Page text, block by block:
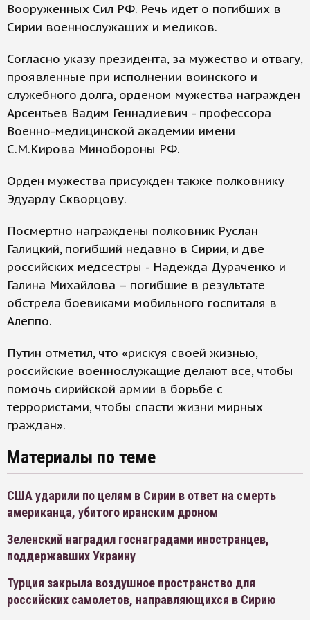
Вооруженных Сил РФ. Речь идет о погибших в
Сирии военнослужащих и медиков.
Согласно указу президента, за мужество и отвагу,
проявленные при исполнении воинского и
служебного долга, орденом мужества награжден
Арсентьев Вадим Геннадиевич - профессора
Военно-медицинской академии имени
С.М.Кирова Минобороны РФ.
Орден мужества присужден также полковнику
Эдуарду Скворцову.
Посмертно награждены полковник Руслан
Галицкий, погибший недавно в Сирии, и две
российских медсестры - Надежда Дураченко и
Галина Михайлова – погибшие в результате
обстрела боевиками мобильного госпиталя в
Алеппо.
Путин отметил, что «рискуя своей жизнью,
российские военнослужащие делают все, чтобы
помочь сирийской армии в борьбе с
террористами, чтобы спасти жизни мирных
граждан».
Материалы по теме
США ударили по целям в Сирии в ответ на смерть
американца, убитого иранским дроном
Зеленский наградил госнаградами иностранцев,
поддержавших Украину
Турция закрыла воздушное пространство для
российских самолетов, направляющихся в Сирию